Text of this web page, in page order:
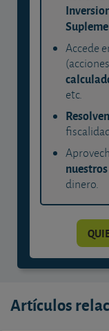
Accede
etc.
dinero.
Artículos